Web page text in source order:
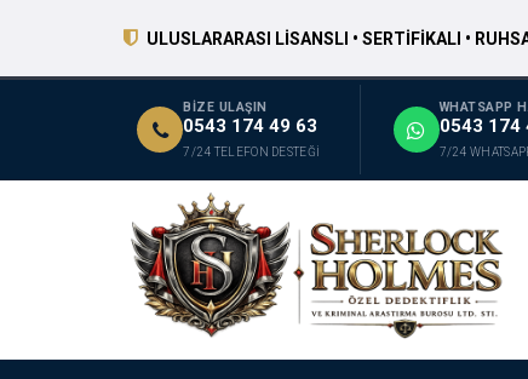
ULUSLARARASI LİSANSLI • SERTİFİKALI •
BİZE ULAŞIN
0543 174 49 63
7/24 TELEFON DESTEĞİ
WHATSAPP
0543 174
7/24